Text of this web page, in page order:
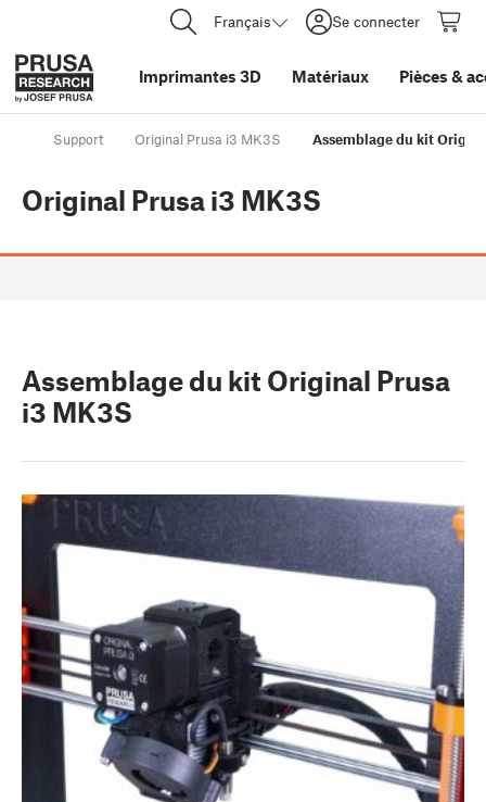
Français Se connecter
Imprimantes 3D Matériaux Pièces &
Support Original Prusa i3 MK3S Assemblage du kit
Original Prusa i3 MK3S
Assemblage du kit Original Prusa
i3 MK3S